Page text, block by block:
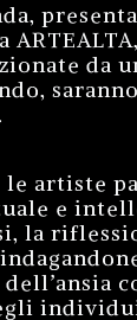
artiste
e
la